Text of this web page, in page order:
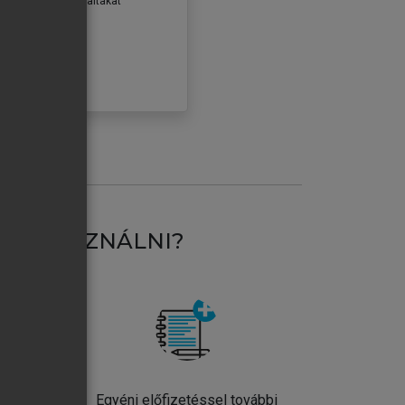
HASZNÁLNI?
Egyéni előfizetéssel további